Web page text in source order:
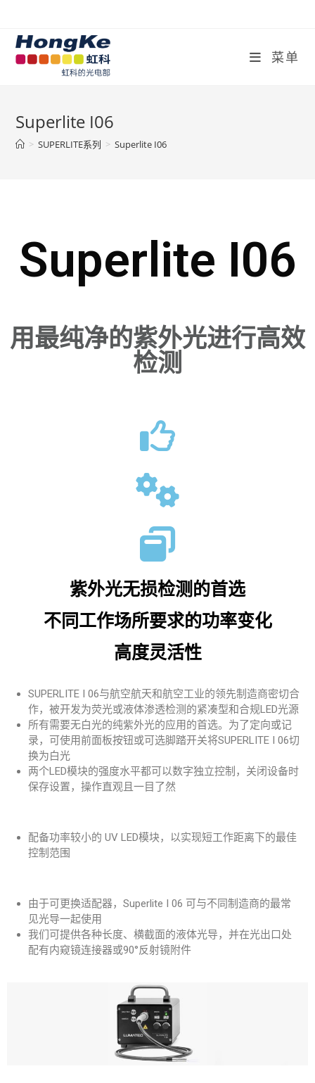
菜单
Superlite I06
> SUPERLITE系列 > Superlite I06
Superlite I06
用最纯净的紫外光进行高效
检测
紫外光无损检测的首选
不同工作场所要求的功率变化
高度灵活性
SUPERLITE I 06与航空航天和航空工业的领先制造商密切合
作，被开发为荧光或液体渗透检测的紧凑型和合规LED光源
所有需要无白光的纯紫外光的应用的首选。为了定向或记
录，可使用前面板按钮或可选脚踏开关将SUPERLITE I 06切
换为白光
两个LED模块的强度水平都可以数字独立控制，关闭设备时
保存设置，操作直观且一目了然
配备功率较小的 UV LED模块，以实现短工作距离下的最佳
控制范围
由于可更换适配器，Superlite I 06 可与不同制造商的最常
见光导一起使用
我们可提供各种长度、横截面的液体光导，并在光出口处
配有内窥镜连接器或90°反射镜附件